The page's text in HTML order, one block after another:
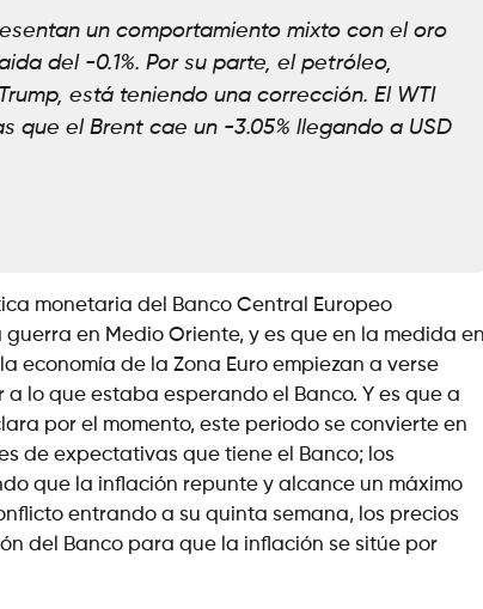
un comportamiento mixto con el oro
del -0.1%. Por su parte, el petróleo,
está teniendo una corrección. El WTI
que el Brent cae un -3.05% llegando a USD
monetaria del Banco Central Europeo
en Medio Oriente, y es que en la medida
economía de la Zona Euro empiezan a verse
lo que estaba esperando el Banco. Y es que a
por el momento, este periodo se convierte en
de expectativas que tiene el Banco; los
que la inflación repunte y alcance un máximo
entrando a su quinta semana, los precios
del Banco para que la inflación se sitúe por